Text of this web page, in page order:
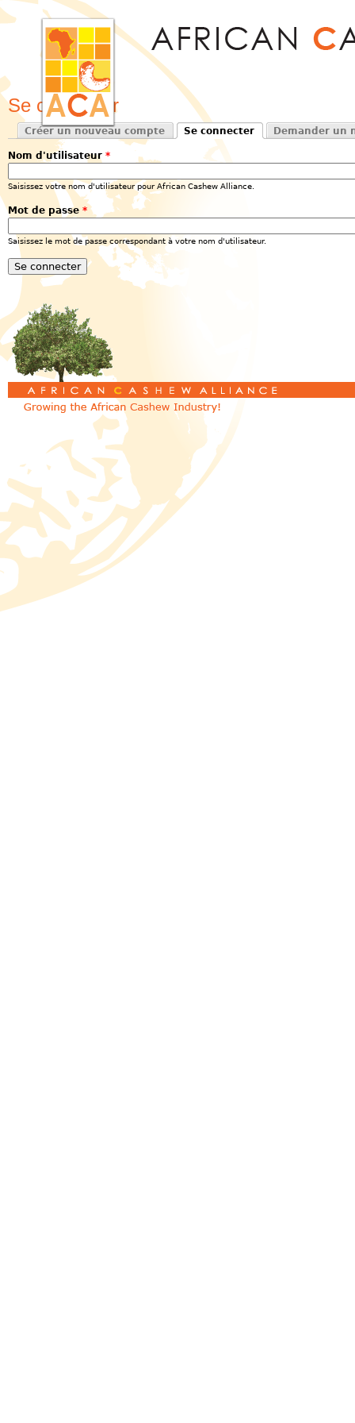
Se connecter
Onglets principaux
Créer un nouveau compte
Se connecter
(onglet actif)
Demander un
Nom d'utilisateur *
Saisissez votre nom d'utilisateur pour African Cashew Alliance.
Mot de passe *
Saisissez le mot de passe correspondant à votre nom d'utilisateur.